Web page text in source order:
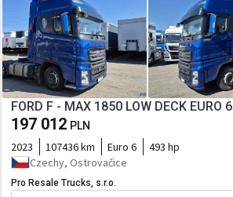
FORD F - MAX 1850 LOW DECK EURO 6
197 012 PLN
2023 107436 km Euro 6
493 hp
Czechy, Ostrovačice
Pro Resale Trucks, s.r.o.